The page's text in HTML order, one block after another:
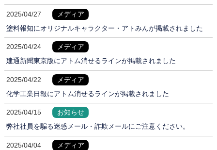
2025/04/27
メディア
塗料報知にオリジナルキャラクター・アトみんが掲載されました
2025/04/24
メディア
建通新聞東京版にアトム消せるラインが掲載されました
2025/04/22
メディア
化学工業日報にアトム消せるラインが掲載されました
2025/04/15
お知らせ
弊社社員を騙る迷惑メール・詐欺メールにご注意ください。
2025/04/04
メディア